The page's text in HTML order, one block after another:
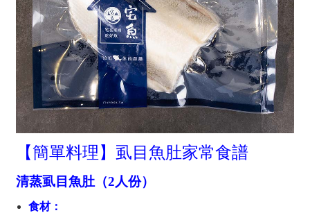
【簡單料理】虱目魚肚家常食譜
清蒸虱目魚肚（2人份）
食材：